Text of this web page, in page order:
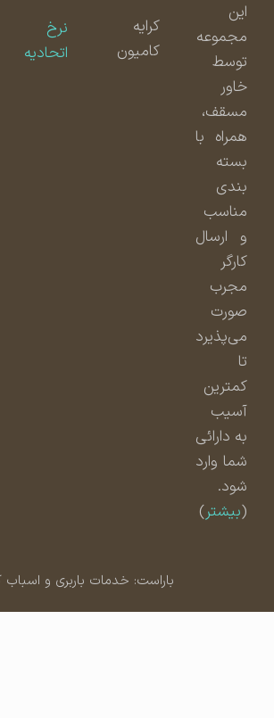
مجموعه
توسط
مسقف،
همراه با
بسته
بندی
مناسب
و ارسال
مجرب
صورت
می‌پذیرد
کمترین
آسیب
به دارائی
شما وارد
شود.
بیشتر)
کامیون
اتحادیه
باراست: خدمات باربری و اسباب کشی